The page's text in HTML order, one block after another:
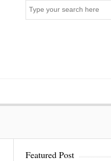
Featured Post